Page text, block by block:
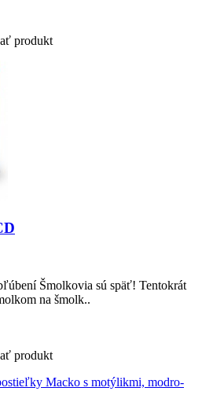
produkt
Šmolkovia sú späť! Tentokrát
na šmolk..
produkt